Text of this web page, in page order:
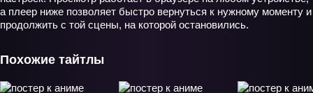
а плеер ниже позволяет быстро вернуться к нужному моменту и
продолжить с той сцены, на которой остановились.
Похожие тайтлы